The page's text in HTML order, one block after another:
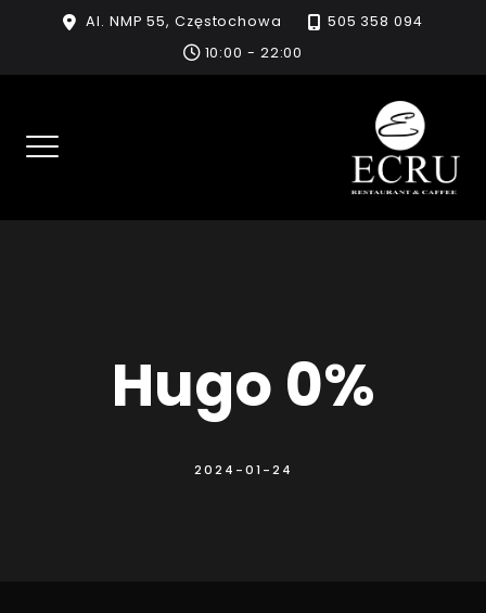
content
Al. NMP 55, Częstochowa
505 358 094
10:00 - 22:00
Hugo 0%
2024-01-24